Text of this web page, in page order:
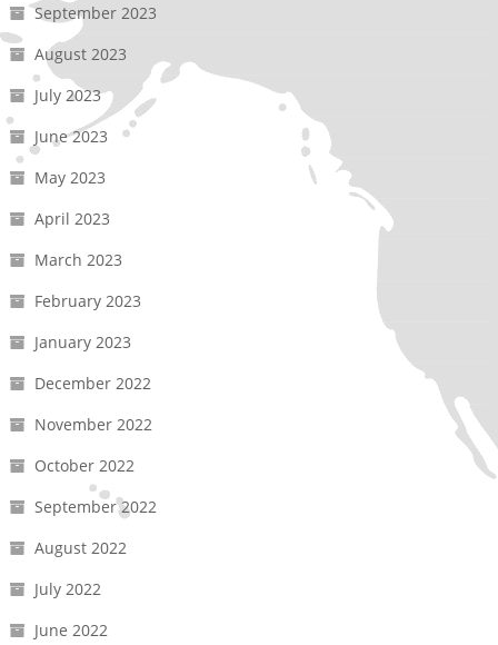
September 2023
August 2023
July 2023
June 2023
May 2023
April 2023
March 2023
February 2023
January 2023
December 2022
November 2022
October 2022
September 2022
August 2022
July 2022
June 2022